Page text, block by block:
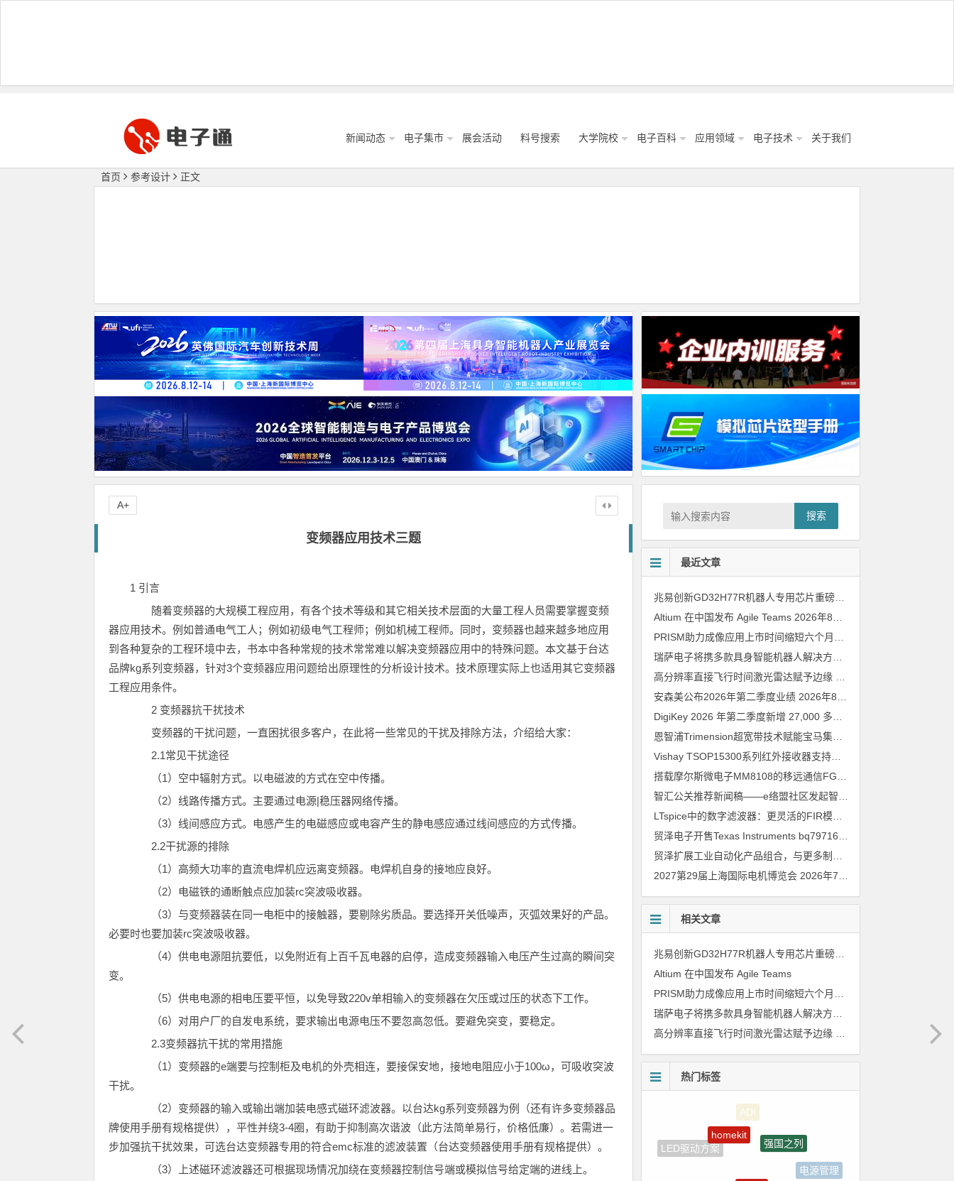
新闻动态 电子集市 展会活动 料号搜索 大学院校 电子百科 应用领域 电子技术 关于我们
首页 参考设计 正文
变频器应用技术三题
1 引言
随着变频器的大规模工程应用，有各个技术等级和其它相关技术层面的大量工程人员需要掌握变频
器应用技术。例如普通电气工人；例如初级电气工程师；例如机械工程师。同时，变频器也越来越多地应用
到各种复杂的工程环境中去，书本中各种常规的技术常常难以解决变频器应用中的特殊问题。本文基于台达
品牌kg系列变频器，针对3个变频器应用问题给出原理性的分析设计技术。技术原理实际上也适用其它变频器
工程应用条件。
2 变频器抗干扰技术
变频器的干扰问题，一直困扰很多客户，在此将一些常见的干扰及排除方法，介绍给大家：
2.1常见干扰途径
（1）空中辐射方式。以电磁波的方式在空中传播。
（2）线路传播方式。主要通过电源|稳压器网络传播。
（3）线间感应方式。电感产生的电磁感应或电容产生的静电感应通过线间感应的方式传播。
2.2干扰源的排除
（1）高频大功率的直流电焊机应远离变频器。电焊机自身的接地应良好。
（2）电磁铁的通断触点应加装rc突波吸收器。
（3）与变频器装在同一电柜中的接触器，要剔除劣质品。要选择开关低噪声，灭弧效果好的产品。
必要时也要加装rc突波吸收器。
（4）供电电源阻抗要低，以免附近有上百千瓦电器的启停，造成变频器输入电压产生过高的瞬间突
变。
（5）供电电源的相电压要平恒，以免导致220v单相输入的变频器在欠压或过压的状态下工作。
（6）对用户厂的自发电系统，要求输出电源电压不要忽高忽低。要避免突变，要稳定。
2.3变频器抗干扰的常用措施
（1）变频器的e端要与控制柜及电机的外壳相连，要接保安地，接地电阻应小于100ω，可吸收突波
干扰。
（2）变频器的输入或输出端加装电感式磁环滤波器。以台达kg系列变频器为例（还有许多变频器品
牌使用手册有规格提供），平性并绕3-4圈，有助于抑制高次谐波（此方法简单易行，价格低廉）。若需进一
步加强抗干扰效果，可选台达变频器专用的符合emc标准的滤波装置（台达变频器使用手册有规格提供）。
（3）上述磁环滤波器还可根据现场情况加绕在变频器控制信号端或模拟信号给定端的进线上。
A+
搜索
最近文章
兆易创新GD32H77R机器人专用芯片重磅亮相，精准赋能伺服驱动与关节控制
Altium 在中国发布 Agile Teams 2026年8月6日
安森美公布2026年第二季度业绩 2026年8月6日
恩智浦Trimension超宽带技术赋能宝马集团Digital Key Plus及生命体存在检测功能
Vishay TSOP15300系列红外接收器支持所有主流遥控代码
LTspice中的数字滤波器：更灵活的FIR模型
2027第29届上海国际电机博览会 2026年7月30日
相关文章
兆易创新GD32H77R机器人专用芯片重磅亮相，精准赋能伺服驱动与关节控制
Altium 在中国发布 Agile Teams
热门标签
homekit
电源管理